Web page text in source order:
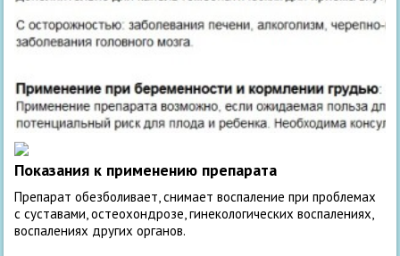
Показания к применению препарата
Препарат обезболивает, снимает воспаление при проблемах
с суставами, остеохондрозе, гинекологических воспалениях,
воспалениях других органов.